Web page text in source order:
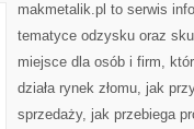
makmetalik.pl to serwis
tematyce odzysku oraz
miejsce dla osób i firm,
działa rynek złomu, jak
sprzedaży, jak przebiega